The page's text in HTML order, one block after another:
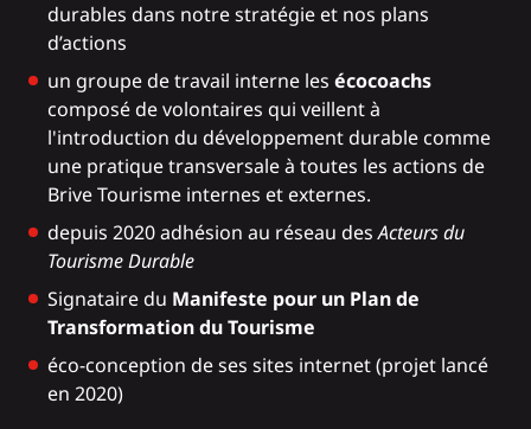
durables dans notre stratégie et nos plans
d’actions
un groupe de travail interne les écocoachs
composé de volontaires qui veillent à
l'introduction du développement durable comme
une pratique transversale à toutes les actions de
Brive Tourisme internes et externes.
depuis 2020 adhésion au réseau desActeurs du
Tourisme Durable
Signataire du Manifeste pour un Plan de
Transformation du Tourisme
éco-conception de ses sites internet (projet lancé
en 2020)